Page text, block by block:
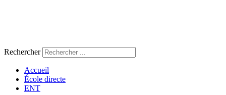
Rechercher
Accueil
École directe
ENT